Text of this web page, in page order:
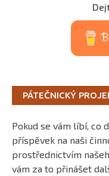
PÁTEČNICKÝ
Pokud se vám líbí, co
příspěvek na naši
prostřednictvím
vám za to přinášet